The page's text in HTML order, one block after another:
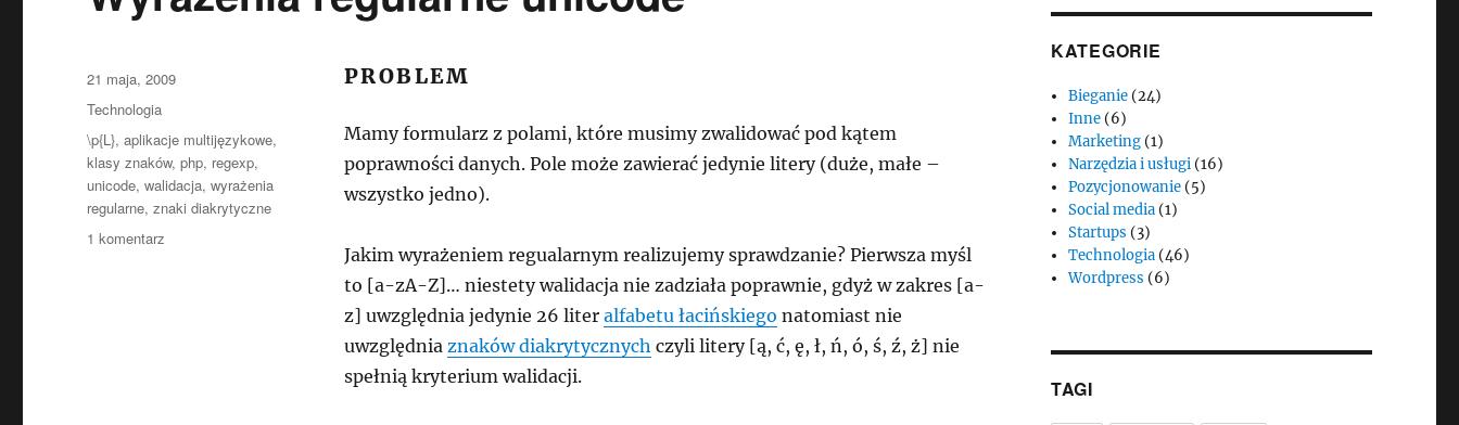
PROBLEM
Mamy formularz z polami, które musimy zwalidować pod kątem
poprawności danych. Pole może zawierać jedynie litery (duże, małe –
wszystko jedno).
Jakim wyrażeniem regualarnym realizujemy sprawdzanie? Pierwsza myśl
to [a-zA-Z]… niestety walidacja nie zadziała poprawnie, gdyż w zakres [a-
z] uwzględnia jedynie 26 liter alfabetu łacińskiego natomiast nie
uwzględnia znaków diakrytycznych czyli litery [ą, ć, ę, ł, ń, ó, ś, ź, ż] nie
spełnią kryterium walidacji.
Data
publikacji
21 maja, 2009
Kategorie
Technologia
Tagi
\p{L},aplikacje multijęzykowe,
klasy znaków,php, regexp,
unicode,walidacja,wyrażenia
regularne,znaki diakrytyczne
1 komentarz
KATEGORIE
Bieganie (24)
Inne (6)
Marketing (1)
Narzędzia i usługi (16)
Pozycjonowanie (5)
Social media (1)
Startups (3)
Technologia (46)
Wordpress (6)
TAGI